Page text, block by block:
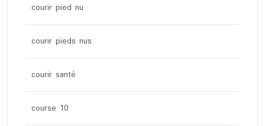
courir pied nu
courir pieds nus
courir santé
course 10